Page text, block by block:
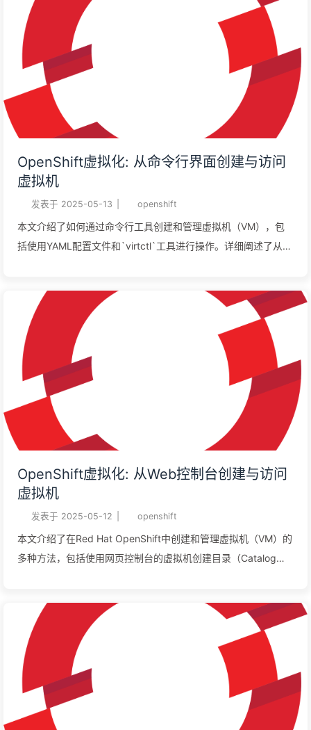
OpenShift虚拟化: 从命令行界面创建与访问
虚拟机
发表于 2025-05-13 openshift
本文介绍了如何通过命令行工具创建和管理虚拟机（VM），包
括使用YAML配置文件和`virtctl`工具进行操作。详细阐述了从创
过`virtctl`暴露虚拟机服务，以便实现更灵活的访问和管理。
OpenShift虚拟化: 从Web控制台创建与访问
虚拟机
发表于 2025-05-12 openshift
本文介绍了在Red Hat OpenShift中创建和管理虚拟机（VM）的
多种方法，包括使用网页控制台的虚拟机创建目录（Catalog）
直接访问VM。此外，还涉及了基于角色的访问控制，确保不同
用户根据权限进行操作。